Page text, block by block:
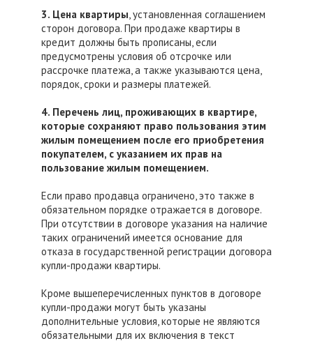
3. Цена квартиры, установленная соглашением
сторон договора. При продаже квартиры в
кредит должны быть прописаны, если
предусмотрены условия об отсрочке или
рассрочке платежа, а также указываются цена,
порядок, сроки и размеры платежей.
4. Перечень лиц, проживающих в квартире,
которые сохраняют право пользования этим
жилым помещением после его приобретения
покупателем, с указанием их прав на
пользование жилым помещением.
Если право продавца ограничено, это также в
обязательном порядке отражается в договоре.
При отсутствии в договоре указания на наличие
таких ограничений имеется основание для
отказа в государственной регистрации договора
купли-продажи квартиры.
Кроме вышеперечисленных пунктов в договоре
купли-продажи могут быть указаны
дополнительные условия, которые не являются
обязательными для их включения в текст